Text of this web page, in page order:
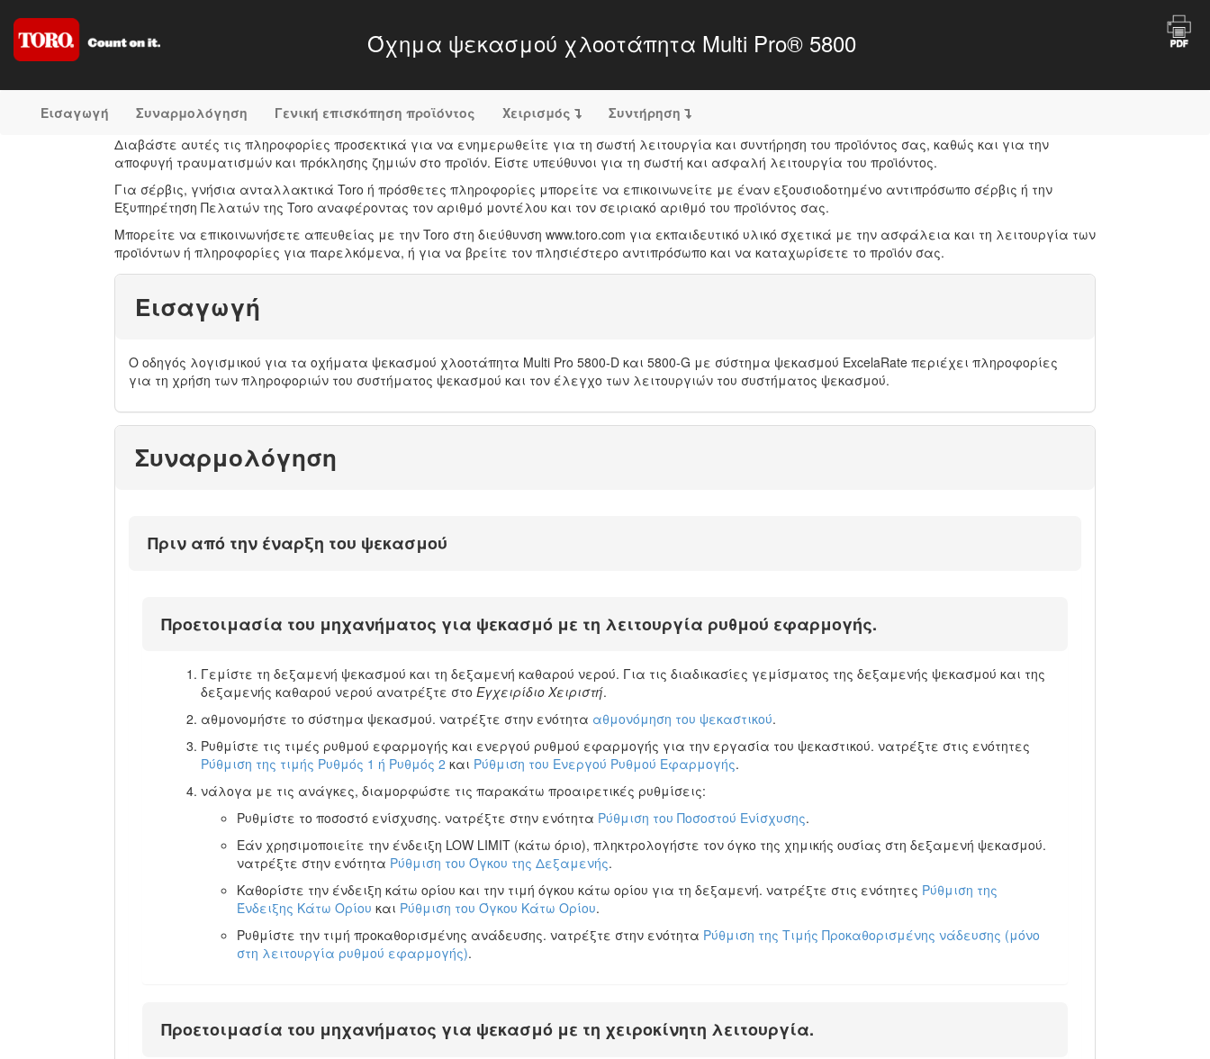
Όχημα ψεκασμού χλοοτάπητα Multi Pro® 5800
Εισαγωγή Συναρμολόγηση Γενική επισκόπηση προϊόντος Χειρισμός
Συντήρηση
Διαβάστε αυτές τις πληροφορίες προσεκτικά για να ενημερωθείτε για τη σωστή λειτουργία και συντήρηση του προϊόντος σας, καθώς και για την
αποφυγή τραυματισμών και πρόκλησης ζημιών στο προϊόν. Είστε υπεύθυνοι για τη σωστή και ασφαλή λειτουργία του προϊόντος.
Για σέρβις, γνήσια ανταλλακτικά Toro ή πρόσθετες πληροφορίες μπορείτε να επικοινωνείτε με έναν εξουσιοδοτημένο αντιπρόσωπο σέρβις ή την
Εξυπηρέτηση Πελατών της Toro αναφέροντας τον αριθμό μοντέλου και τον σειριακό αριθμό του προϊόντος σας.
Μπορείτε να επικοινωνήσετε απευθείας με την Toro στη διεύθυνση www.toro.com για εκπαιδευτικό υλικό σχετικά με την ασφάλεια και τη λειτουργία των
προϊόντων ή πληροφορίες για παρελκόμενα, ή για να βρείτε τον πλησιέστερο αντιπρόσωπο και να καταχωρίσετε το προϊόν σας.
Εισαγωγή
Ο οδηγός λογισμικού για τα οχήματα ψεκασμού χλοοτάπητα Multi Pro 5800-D και 5800-G με σύστημα ψεκασμού ExcelaRate περιέχει πληροφορίες
για τη χρήση των πληροφοριών του συστήματος ψεκασμού και τον έλεγχο των λειτουργιών του συστήματος ψεκασμού.
Συναρμολόγηση
Πριν από την έναρξη του ψεκασμού
Προετοιμασία του μηχανήματος για ψεκασμό με τη λειτουργία ρυθμού εφαρμογής.
Γεμίστε τη δεξαμενή ψεκασμού και τη δεξαμενή καθαρού νερού. Για τις διαδικασίες γεμίσματος της δεξαμενής ψεκασμού και της
δεξαμενής καθαρού νερού ανατρέξτε στο Εγχειρίδιο Χειριστή.
αθμονομήστε το σύστημα ψεκασμού. νατρέξτε στην ενότητα αθμονόμηση του ψεκαστικού.
Ρυθμίστε τις τιμές ρυθμού εφαρμογής και ενεργού ρυθμού εφαρμογής για την εργασία του ψεκαστικού. νατρέξτε στις ενότητες
Ρύθμιση της τιμής Ρυθμός 1 ή Ρυθμός 2 και Ρύθμιση του Ενεργού Ρυθμού Εφαρμογής.
νάλογα με τις ανάγκες, διαμορφώστε τις παρακάτω προαιρετικές ρυθμίσεις:
Ρυθμίστε το ποσοστό ενίσχυσης. νατρέξτε στην ενότητα Ρύθμιση του Ποσοστού Ενίσχυσης.
Εάν χρησιμοποιείτε την ένδειξη LOW LIMIT (κάτω όριο), πληκτρολογήστε τον όγκο της χημικής ουσίας στη δεξαμενή ψεκασμού.
νατρέξτε στην ενότητα Ρύθμιση του Όγκου της Δεξαμενής.
Καθορίστε την ένδειξη κάτω ορίου και την τιμή όγκου κάτω ορίου για τη δεξαμενή. νατρέξτε στις ενότητες Ρύθμιση της
Ένδειξης Κάτω Ορίου και Ρύθμιση του Όγκου Κάτω Ορίου.
Ρυθμίστε την τιμή προκαθορισμένης ανάδευσης. νατρέξτε στην ενότητα Ρύθμιση της Τιμής Προκαθορισμένης νάδευσης (μόνο
στη λειτουργία ρυθμού εφαρμογής).
Προετοιμασία του μηχανήματος για ψεκασμό με τη χειροκίνητη λειτουργία.